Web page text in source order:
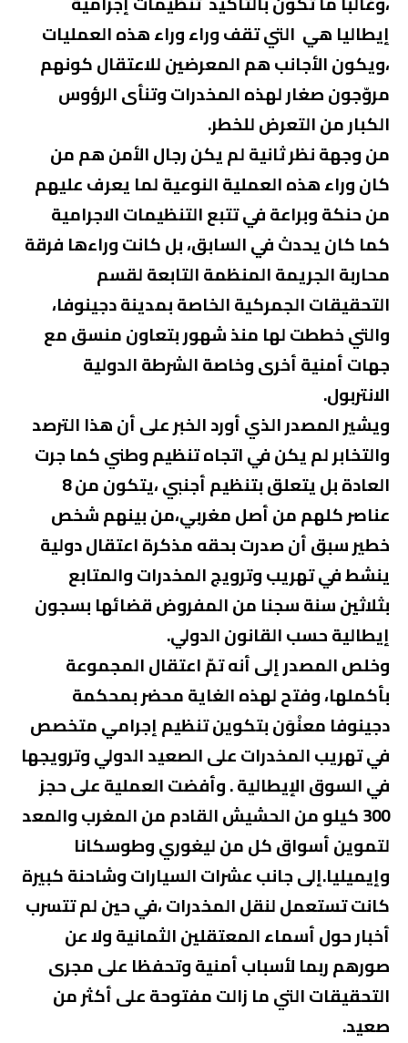
إيطاليا هي التي تقف وراء وراء هذه العمليات
،ويكون الأجانب هم المعرضين للاعتقال كونهم
مروّجون صغار لهذه المخدرات وتنأى الرؤوس
الكبار من التعرض للخطر.
من وجهة نظر ثانية لم يكن رجال الأمن هم من
كان وراء هذه العملية النوعية لما يعرف عليهم
من حنكة وبراعة في تتبع التنظيمات الاجرامية
كما كان يحدث في السابق، بل كانت وراءها فرقة
محاربة الجريمة المنظمة التابعة لقسم
التحقيقات الجمركية الخاصة بمدينة دجينوفا،
والتي خططت لها منذ شهور بتعاون منسق مع
جهات أمنية أخرى وخاصة الشرطة الدولية
الانتربول.
ويشير المصدر الذي أورد الخبر على أن هذا الترصد
والتخابر لم يكن في اتجاه تنظيم وطني كما جرت
العادة بل يتعلق بتنظيم أجنبي ،يتكون من 8
عناصر كلهم من أصل مغربي،من بينهم شخص
خطير سبق أن صدرت بحقه مذكرة اعتقال دولية
ينشط في تهريب وترويج المخدرات والمتابع
بثلاثين سنة سجنا من المفروض قضائها بسجون
إيطالية حسب القانون الدولي.
وخلص المصدر إلى أنه تمّ اعتقال المجموعة
بأكملها، وفتح لهذه الغاية محضر بمحكمة
دجينوفا معنْوَن بتكوين تنظيم إجرامي متخصص
في تهريب المخدرات على الصعيد الدولي وترويجها
في السوق الإيطالية . وأفضت العملية على حجز
300 كيلو من الحشيش القادم من المغرب والمعد
لتموين أسواق كل من ليغوري وطوسكانا
وإيميليا.إلى جانب عشرات السيارات وشاحنة كبيرة
كانت تستعمل لنقل المخدرات ،في حين لم تتسرب
أخبار حول أسماء المعتقلين الثمانية ولا عن
صورهم ربما لأسباب أمنية وتحفظا على مجرى
التحقيقات التي ما زالت مفتوحة على أكثر من
صعيد.